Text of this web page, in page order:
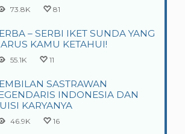
73.8K 81
– SERBI IKET SUNDA YANG
KAMU KETAHUI!
55.1K 11
SASTRAWAN
INDONESIA DAN
KARYANYA
46.9K 16